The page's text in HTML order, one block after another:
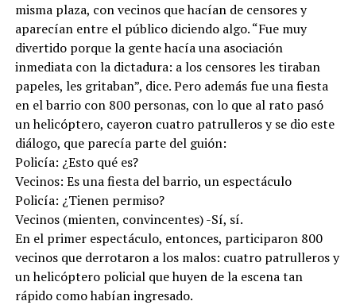
misma plaza, con vecinos que hacían de censores y
aparecían entre el público diciendo algo. “Fue muy
divertido porque la gente hacía una asociación
inmediata con la dictadura: a los censores les tiraban
papeles, les gritaban”, dice. Pero además fue una fiesta
en el barrio con 800 personas, con lo que al rato pasó
un helicóptero, cayeron cuatro patrulleros y se dio este
diálogo, que parecía parte del guión:
Policía: ¿Esto qué es?
Vecinos: Es una fiesta del barrio, un espectáculo
Policía: ¿Tienen permiso?
Vecinos (mienten, convincentes) -Sí, sí.
En el primer espectáculo, entonces, participaron 800
vecinos que derrotaron a los malos: cuatro patrulleros y
un helicóptero policial que huyen de la escena tan
rápido como habían ingresado.